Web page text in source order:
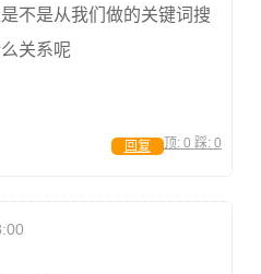
不是从我们做的关键词搜
关系呢
顶: 0 踩: 0
回复